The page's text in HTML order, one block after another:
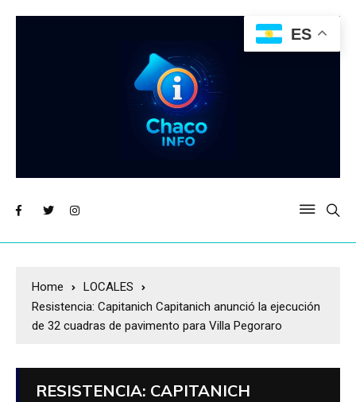
Home
LOCALES
Resistencia: Capitanich Capitanich anunció la ejecución
de 32 cuadras de pavimento para Villa Pegoraro
RESISTENCIA: CAPITANICH
ES